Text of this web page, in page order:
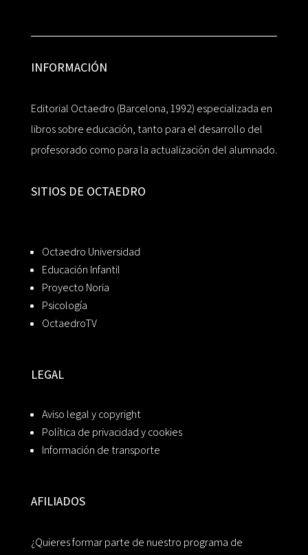
INFORMACIÓN
Editorial Octaedro (Barcelona, 1992) especializada en
libros sobre educación, tanto para el desarrollo del
profesorado como para la actualización del alumnado.
SITIOS DE OCTAEDRO
Octaedro Universidad
Educación Infantil
Proyecto Noria
Psicología
OctaedroTV
LEGAL
Aviso legal y copyright
Política de privacidad y cookies
Información de transporte
AFILIADOS
¿Quieres formar parte de nuestro programa de